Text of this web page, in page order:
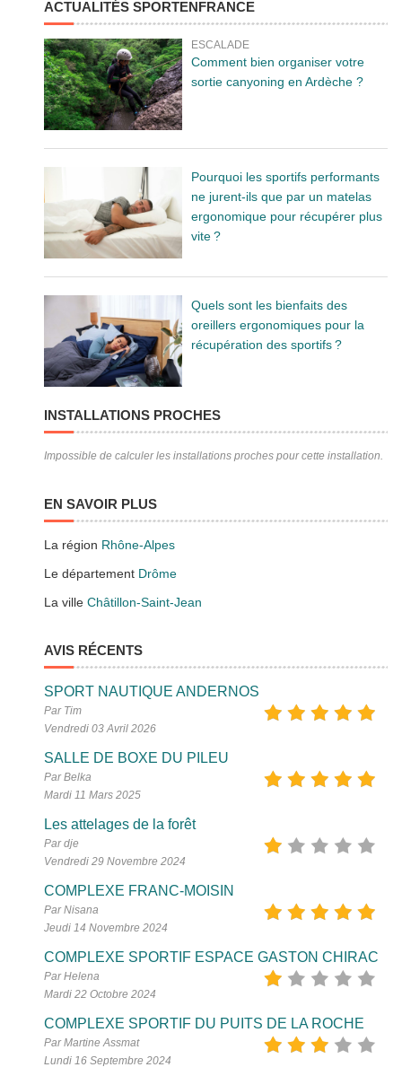
ACTUALITÉS SPORTENFRANCE
ESCALADE
Comment bien organiser votre
sortie canyoning en Ardèche ?
Pourquoi les sportifs performants
ne jurent-ils que par un matelas
ergonomique pour récupérer plus
vite ?
Quels sont les bienfaits des
oreillers ergonomiques pour la
récupération des sportifs ?
INSTALLATIONS PROCHES
Impossible de calculer les installations proches pour cette installation.
EN SAVOIR PLUS
La région Rhône-Alpes
Le département Drôme
La villeChâtillon-Saint-Jean
AVIS RÉCENTS
SPORT NAUTIQUE ANDERNOS
Par Tim
Vendredi 03 Avril 2026
SALLE DE BOXE DU PILEU
Par Belka
Mardi 11 Mars 2025
Les attelages de la forêt
Par dje
Vendredi 29 Novembre 2024
COMPLEXE FRANC-MOISIN
Par Nisana
Jeudi 14 Novembre 2024
COMPLEXE SPORTIF ESPACE GASTON CHIRAC
Par Helena
Mardi 22 Octobre 2024
COMPLEXE SPORTIF DU PUITS DE LA ROCHE
Par Martine Assmat
Lundi 16 Septembre 2024